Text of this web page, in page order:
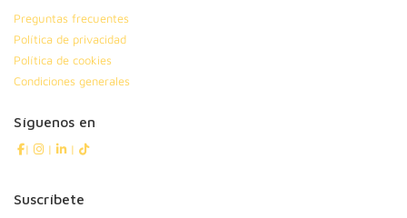
Preguntas frecuentes
Política de privacidad
Política de cookies
Condiciones generales
Síguenos en
| | |
Suscríbete